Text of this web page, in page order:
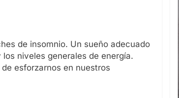
de insomnio. Un sueño adecuado
niveles generales de energía.
esforzarnos en nuestros